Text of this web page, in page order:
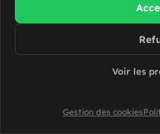
Voir les
Gestion des cookies
Boulanger – H/F
Bordeaux (33000)